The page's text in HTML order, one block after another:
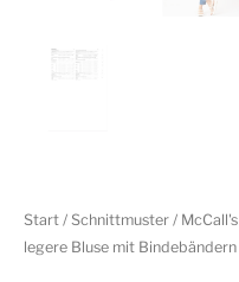
Start / Schnittmuster / McCall's
legere Bluse mit Bindebändern